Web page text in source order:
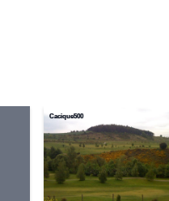
Cacique500